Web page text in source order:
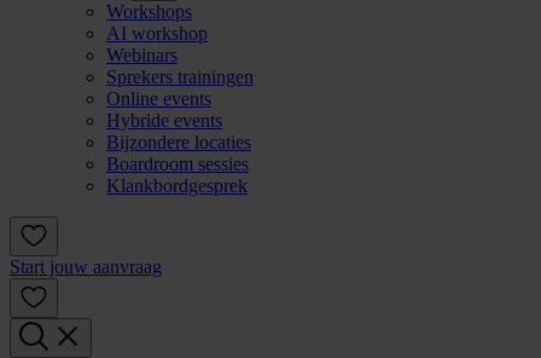
Workshops
AI workshop
Webinars
Sprekers trainingen
Online events
Hybride events
Bijzondere locaties
Boardroom sessies
Klankbordgesprek
Start jouw aanvraag